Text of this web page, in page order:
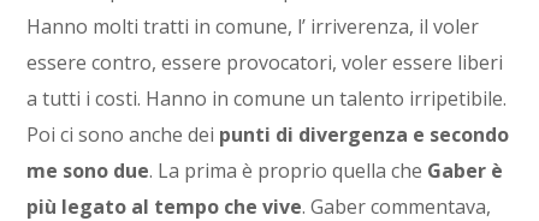
Hanno molti tratti in comune, l’ irriverenza, il voler
essere contro, essere provocatori, voler essere liberi
a tutti i costi. Hanno in comune un talento irripetibile.
Poi ci sono anche dei punti di divergenza e secondo
me sono due. La prima è proprio quella che Gaber è
più legato al tempo che vive. Gaber commentava,